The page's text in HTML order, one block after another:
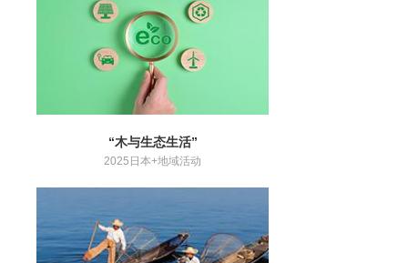
“木与生态生活”
2025日本+地域活动